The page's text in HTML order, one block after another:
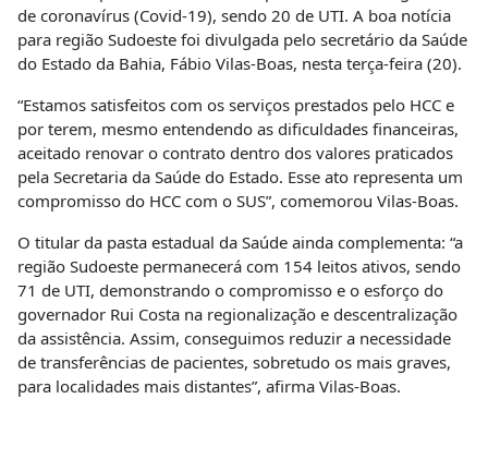
de coronavírus (Covid-19), sendo 20 de UTI. A boa notícia
para região Sudoeste foi divulgada pelo secretário da Saúde
do Estado da Bahia, Fábio Vilas-Boas, nesta terça-feira (20).
“Estamos satisfeitos com os serviços prestados pelo HCC e
por terem, mesmo entendendo as dificuldades financeiras,
aceitado renovar o contrato dentro dos valores praticados
pela Secretaria da Saúde do Estado. Esse ato representa um
compromisso do HCC com o SUS”, comemorou Vilas-Boas.
O titular da pasta estadual da Saúde ainda complementa: “a
região Sudoeste permanecerá com 154 leitos ativos, sendo
71 de UTI, demonstrando o compromisso e o esforço do
governador Rui Costa na regionalização e descentralização
da assistência. Assim, conseguimos reduzir a necessidade
de transferências de pacientes, sobretudo os mais graves,
para localidades mais distantes”, afirma Vilas-Boas.